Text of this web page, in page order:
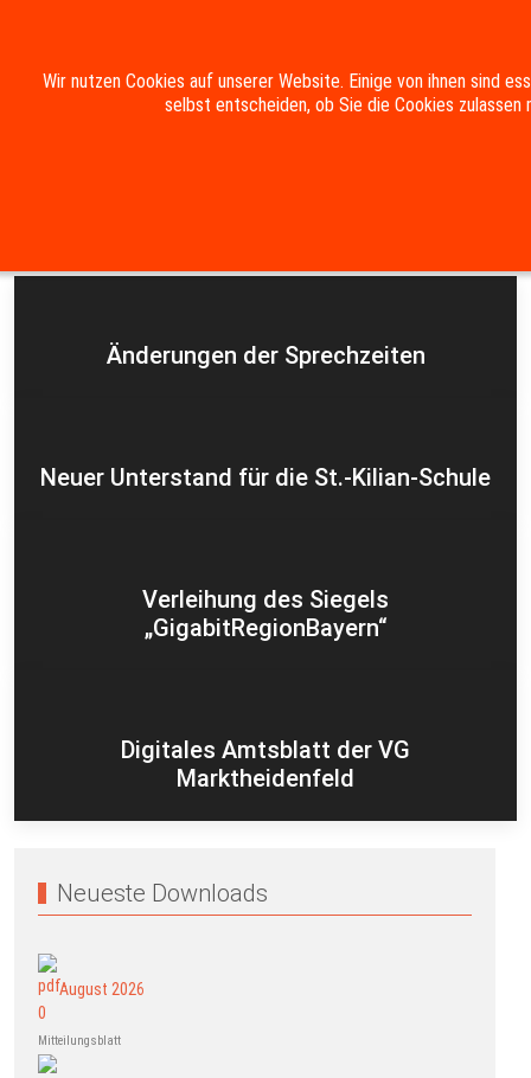
Impressum Datenschutzerklärung
Änderungen der Sprechzeiten
Neuer Unterstand für die St.-Kilian-Schule
Verleihung des Siegels
„GigabitRegionBayern“
Digitales Amtsblatt der VG
Marktheidenfeld
Neueste Downloads
August 2026
Mitteilungsblatt
Wir nutzen Cookies auf unserer Website. Einige von ihnen sind
selbst entscheiden, ob Sie die Cookies